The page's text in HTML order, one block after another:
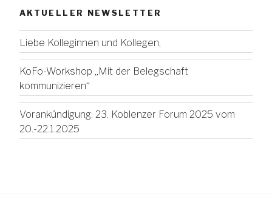
AKTUELLER NEWSLETTER
Liebe Kolleginnen und Kollegen,
KoFo-Workshop „Mit der Belegschaft
kommunizieren“
Vorankündigung: 23. Koblenzer Forum 2025 vom
20.-22.1.2025